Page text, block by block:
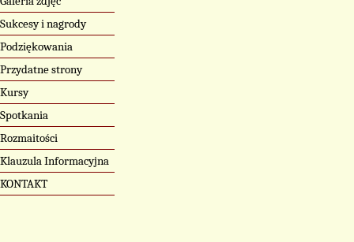
Sukcesy i nagrody
Podziękowania
Przydatne strony
Kursy
Spotkania
Rozmaitości
Klauzula Informacyjna
KONTAKT